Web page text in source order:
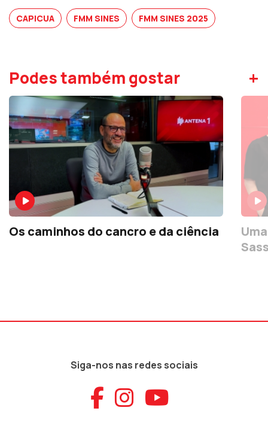
CAPICUA FMM SINES FMM SINES 2025
Podes também gostar +
Os caminhos do cancro e da ciência
Siga-nos nas redes sociais
Aceder ao
Aceder ao
Aceder